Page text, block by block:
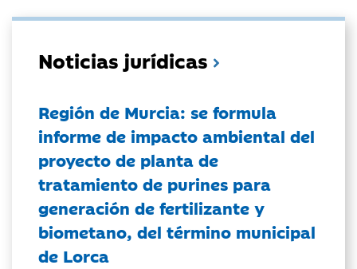
Noticias jurídicas
Región de Murcia: se formula
informe de impacto ambiental del
proyecto de planta de
tratamiento de purines para
generación de fertilizante y
biometano, del término municipal
de Lorca